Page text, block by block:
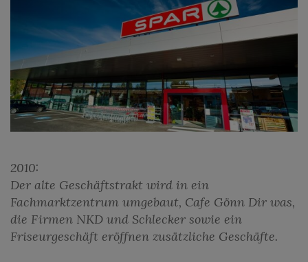
2010:
Der alte Geschäftstrakt wird in ein
Fachmarktzentrum umgebaut, Cafe Gönn Dir was,
die Firmen NKD und Schlecker sowie ein
Friseurgeschäft eröffnen zusätzliche Geschäfte.